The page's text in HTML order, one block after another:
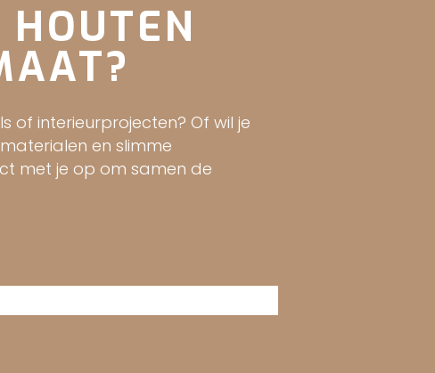
of interieurprojecten? Of wil je
en slimme
met je op om samen de